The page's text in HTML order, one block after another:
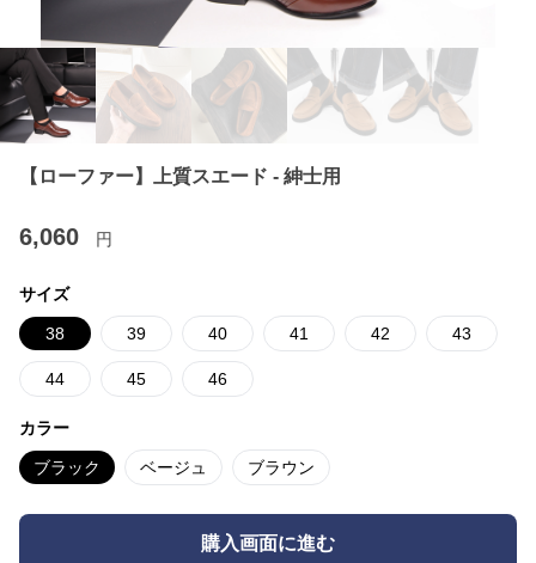
【ローファー】上質スエード - 紳士用
6,060 円
サイズ
38 39 40 41 42 43
44 45 46
カラー
ブラック ベージュ ブラウン
購入画面に進む